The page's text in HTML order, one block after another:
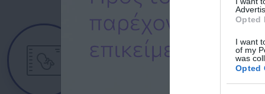
Opted
I want
of my
was
Opted
Ημερολόγιο
Εγκυμοσύνης
Δείτε τι συμβαίνει στο σώμα και στο